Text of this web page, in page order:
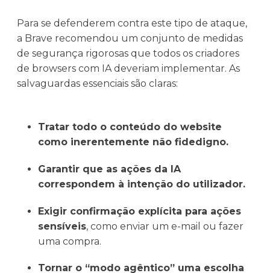
Para se defenderem contra este tipo de ataque,
a Brave recomendou um conjunto de medidas
de segurança rigorosas que todos os criadores
de browsers com IA deveriam implementar. As
salvaguardas essenciais são claras:
Tratar todo o conteúdo do website
como inerentemente não fidedigno.
Garantir que as ações da IA
correspondem à intenção do utilizador.
Exigir confirmação explícita para ações
sensíveis, como enviar um e-mail ou fazer
uma compra.
Tornar o “modo agêntico” uma escolha